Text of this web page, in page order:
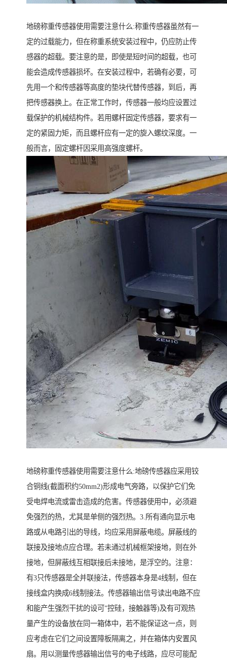
地磅称重传感器使用需要注意什么:称重传感器虽然有一
定的过载能力，但在称重系统安装过程中，仍应防止传
感器的超载。要注意的是，即使是短时间的超载，也可
能会造成传感器损坏。在安装过程中，若确有必要，可
先用一个和传感器等高度的垫块代替传感器，到后，再
把传感器换上。在正常工作时，传感器一般均应设置过
载保护的机械结构件。若用螺杆固定传感器，要求有一
定的紧固力矩，而且螺杆应有一定的旋入螺纹深度。一
般而言，固定螺杆因采用高强度螺杆。
地磅称重传感器使用需要注意什么:地磅传感器应采用铰
合铜线(截面积约50mm2)形成电气旁路，以保护它们免
受电焊电流或雷击造成的危害。传感器使用中，必须避
免强烈的热，尤其是单侧的强烈热。3.所有通向显示电
路或从电路引出的导线，均应采用屏蔽电缆。屏蔽线的
联接及接地点应合理。若未通过机械框架接地，则在外
接地，但屏蔽线互相联接后未接地，是浮空的。注意：
有3只传感器是全并联接法，传感器本身是4线制，但在
接线盒内换成6线制接法。传感器输出信号读出电路不应
和能产生强烈干扰的设可”控硅，接触器等)及有可观热
量产生的设备放在同一箱体中，若不能保证这一点，则
应考虑在它们之间设置障板隔离之，并在箱体内安置风
扇。用以测量传感器输出信号的电子线路，应尽可能配